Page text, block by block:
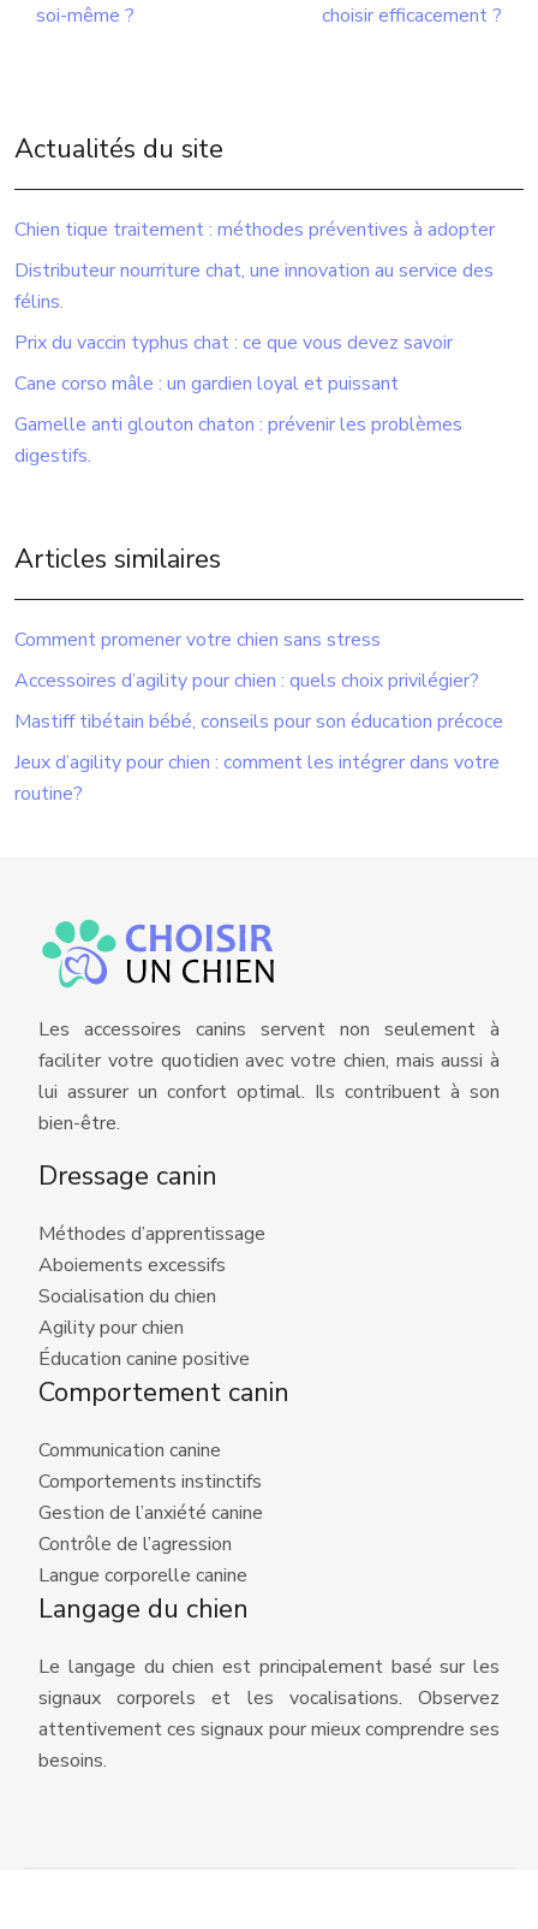
soi-même ?
choisir efficacement ?
Actualités du site
Chien tique traitement : méthodes préventives à adopter
Distributeur nourriture chat, une innovation au service des
félins.
Prix du vaccin typhus chat : ce que vous devez savoir
Cane corso mâle : un gardien loyal et puissant
Gamelle anti glouton chaton : prévenir les problèmes
digestifs.
Articles similaires
Comment promener votre chien sans stress
Accessoires d’agility pour chien : quels choix privilégier?
Mastiff tibétain bébé, conseils pour son éducation précoce
Jeux d’agility pour chien : comment les intégrer dans votre
routine?
Les accessoires canins servent non seulement à
faciliter votre quotidien avec votre chien, mais aussi à
lui assurer un confort optimal. Ils contribuent à son
bien-être.
Dressage canin
Méthodes d’apprentissage
Aboiements excessifs
Socialisation du chien
Agility pour chien
Éducation canine positive
Comportement canin
Communication canine
Comportements instinctifs
Gestion de l’anxiété canine
Contrôle de l’agression
Langue corporelle canine
Langage du chien
Le langage du chien est principalement basé sur les
signaux corporels et les vocalisations. Observez
attentivement ces signaux pour mieux comprendre ses
besoins.